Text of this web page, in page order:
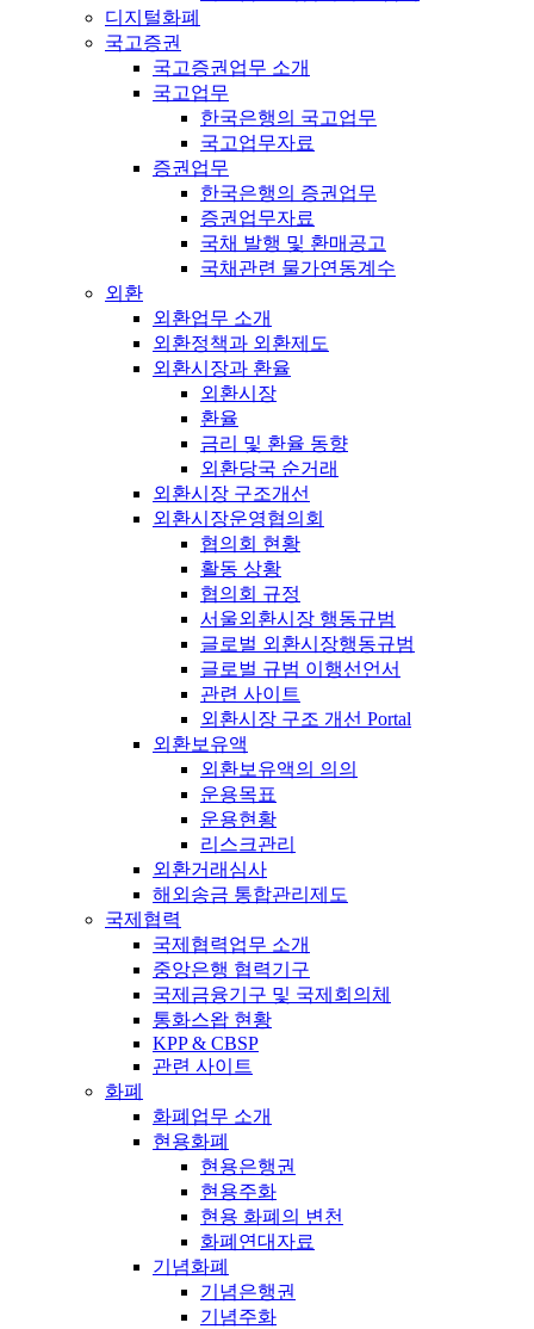
디지털화폐
국고증권
국고증권업무 소개
국고업무
한국은행의 국고업무
국고업무자료
증권업무
한국은행의 증권업무
증권업무자료
국채 발행 및 환매공고
국채관련 물가연동계수
외환
외환업무 소개
외환정책과 외환제도
외환시장과 환율
외환시장
환율
금리 및 환율 동향
외환당국 순거래
외환시장 구조개선
외환시장운영협의회
협의회 현황
활동 상황
협의회 규정
서울외환시장 행동규범
글로벌 외환시장행동규범
글로벌 규범 이행선언서
관련 사이트
외환시장 구조 개선 Portal
외환보유액
외환보유액의 의의
운용목표
운용현황
리스크관리
외환거래심사
해외송금 통합관리제도
국제협력
국제협력업무 소개
중앙은행 협력기구
국제금융기구 및 국제회의체
통화스왑 현황
KPP & CBSP
관련 사이트
화폐
화폐업무 소개
현용화폐
현용은행권
현용주화
현용 화폐의 변천
화폐연대자료
기념화폐
기념은행권
기념주화